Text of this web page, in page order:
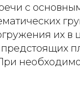
с
их в